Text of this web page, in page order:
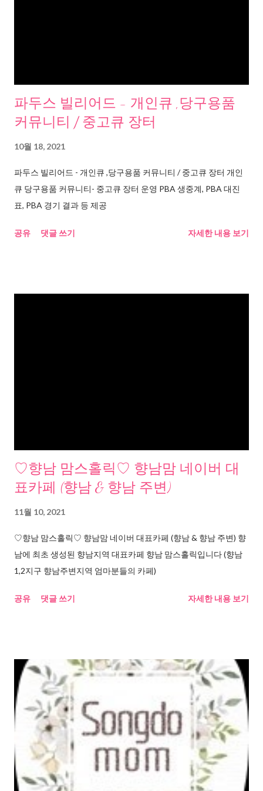
파두스 빌리어드 - 개인큐 ,당구용품
커뮤니티 / 중고큐 장터
10월 18, 2021
파두스 빌리어드 - 개인큐 ,당구용품 커뮤니티 / 중고큐 장터 개인
큐 당구용품 커뮤니티- 중고큐 장터 운영 PBA 생중계, PBA 대진
표, PBA 경기 결과 등 제공
공유 댓글 쓰기 자세한 내용 보기
♡향남 맘스홀릭♡ 향남맘 네이버 대
표카페 (향남 & 향남 주변)
11월 10, 2021
♡향남 맘스홀릭♡ 향남맘 네이버 대표카페 (향남 & 향남 주변) 향
남에 최초 생성된 향남지역 대표카페 향남 맘스홀릭입니다 (향남
1,2지구 향남주변지역 엄마분들의 카페)
공유 댓글 쓰기 자세한 내용 보기